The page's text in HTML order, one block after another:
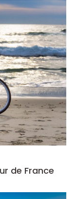
de France